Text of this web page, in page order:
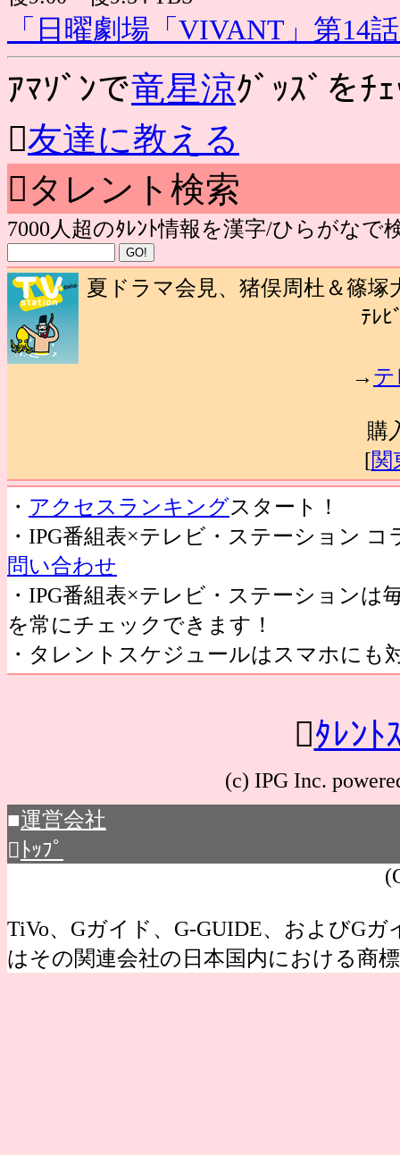
「日曜劇場「VIVANT」第14
ｱﾏｿﾞﾝで竜星涼ｸﾞｯｽﾞをﾁ
友達に教える
タレント検索
7000人超のﾀﾚﾝﾄ情報を漢字/ひらがなで
夏ドラマ会見、猪俣周杜＆篠塚
ﾃﾚﾋ
→
購
[関
・ アクセスランキングスタート！
・IPG番組表×テレビ・ステーション
問い合わせ
・IPG番組表×テレビ・ステーション
を常にチェックできます！
・タレントスケジュールはスマホにも
ﾀﾚﾝﾄ
(c) IPG Inc.
■運営会社
 ﾄｯﾌﾟ
TiVo、Gガイド、G-GUIDE、およびG
はその関連会社の日本国内における商